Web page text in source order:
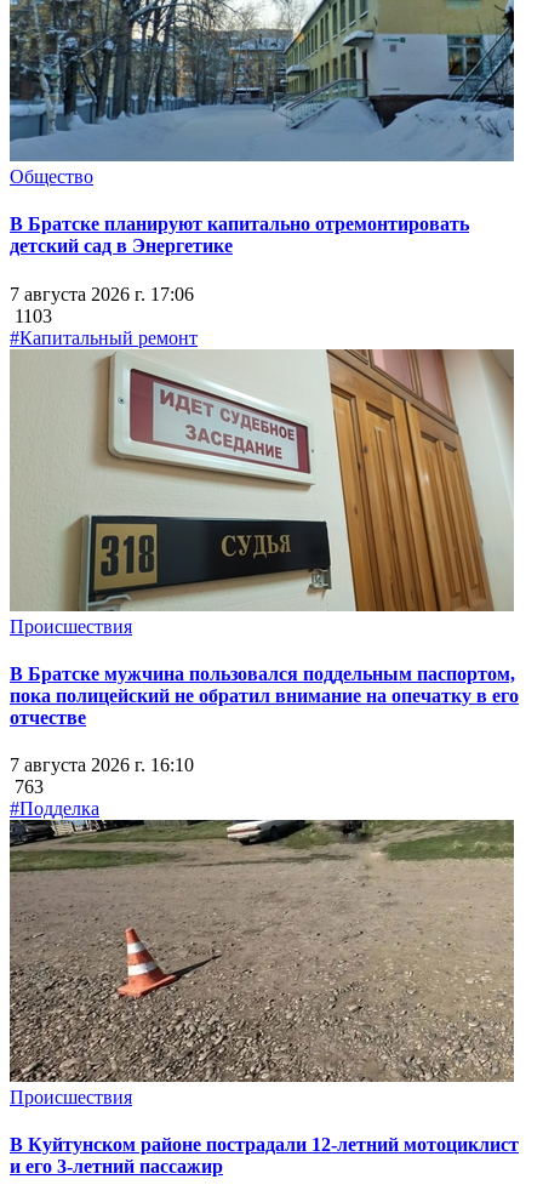
Общество
В Братске планируют капитально отремонтировать
детский сад в Энергетике
7 августа 2026 г. 17:06
1103
#Капитальный ремонт
Происшествия
В Братске мужчина пользовался поддельным паспортом,
пока полицейский не обратил внимание на опечатку в его
отчестве
7 августа 2026 г. 16:10
763
#Подделка
Происшествия
В Куйтунском районе пострадали 12-летний мотоциклист
и его 3-летний пассажир